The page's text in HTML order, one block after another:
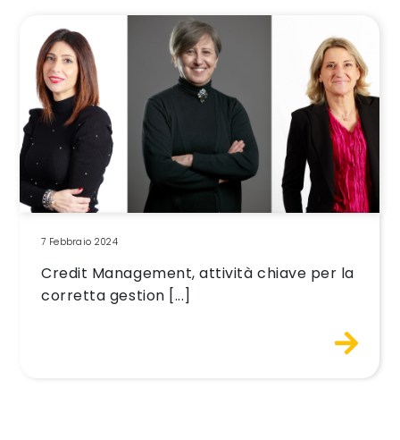
7 Febbraio 2024
Credit Management, attività chiave per la
corretta gestion [...]